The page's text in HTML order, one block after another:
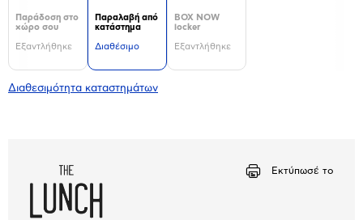
Παράδοση στο
χώρο σου
Εξαντλήθηκε
Παραλαβή από
κατάστημα
Διαθέσιμο
BOX NOW
locker
Εξαντλήθηκε
Διαθεσιμότητα καταστημάτων
Εκτύπωσέ το